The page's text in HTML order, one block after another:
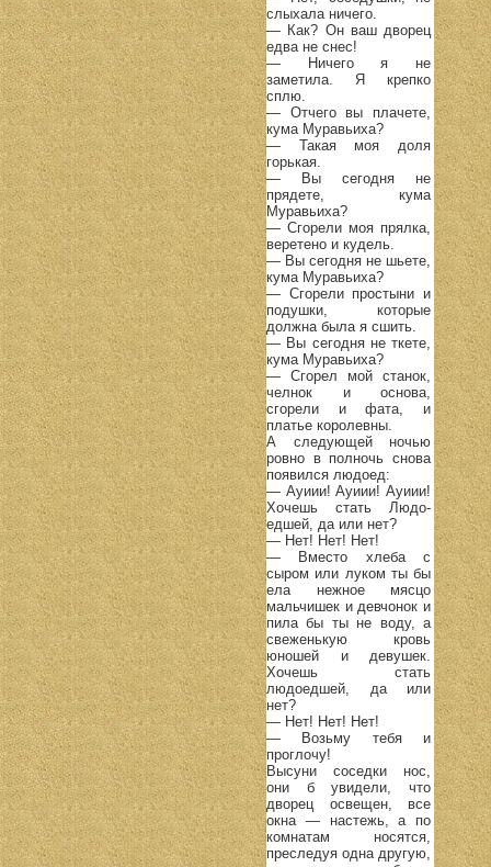
слыхала ничего.
— Как? Он ваш дворец
едва не снес!
— Ничего я не
заметила. Я крепко
сплю.
— Отчего вы плачете,
кума Муравьиха?
— Такая моя доля
горькая.
— Вы сегодня не
прядете, кума
Муравьиха?
— Сгорели моя прялка,
веретено и кудель.
— Вы сегодня не шьете,
кума Муравьиха?
— Сгорели простыни и
подушки, которые
должна была я сшить.
— Вы сегодня не ткете,
кума Муравьиха?
— Сгорел мой станок,
челнок и основа,
сгорели и фата, и
платье королевны.
А следующей ночью
ровно в полночь снова
появился людоед:
— Ауиии! Ауиии! Ауиии!
Хочешь стать Людо-
едшей, да или нет?
— Нет! Нет! Нет!
— Вместо хлеба с
сыром или луком ты бы
ела нежное мясцо
мальчишек и девчонок и
пила бы ты не воду, а
свеженькую кровь
юношей и девушек.
Хочешь стать
людоедшей, да или
нет?
— Нет! Нет! Нет!
— Возьму тебя и
проглочу!
Высуни соседки нос,
они б увидели, что
дворец освещен, все
окна — настежь, а по
комнатам носятся,
преследуя одна другую,